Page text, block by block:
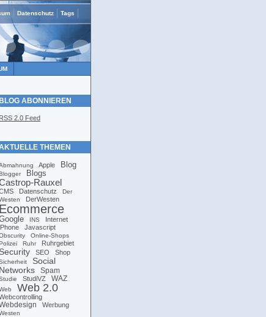
Datenschutz Tags
BLOG ABONNIEREN
RSS 2.0 Feed
THEMEN
Apple Blog
Blogs
Rauxel
Datenschutz
Der
DerWesten
Ecommerce
INS
Internet
Javascript
Online-Shops
Ruhr Ruhrgebiet
Security SEO Shop
Social
Networks
Spam
StudiVZ WAZ
Web 2.0
Werbung